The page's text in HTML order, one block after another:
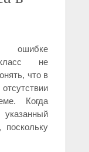
ошибке
не
что в
Когда